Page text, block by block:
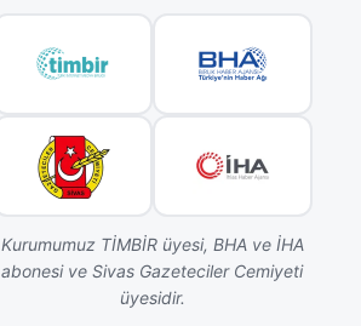
Kurumumuz TİMBİR üyesi, BHA ve İHA
abonesi ve Sivas Gazeteciler Cemiyeti
üyesidir.